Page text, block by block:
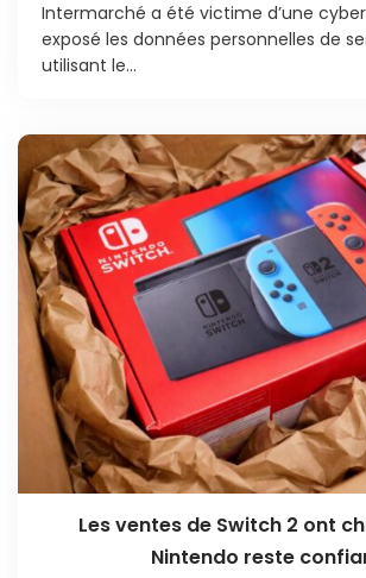
Intermarché a été victime d’une
exposé les données personnelles de
utilisant le...
Les ventes de Switch 2 ont
Nintendo reste